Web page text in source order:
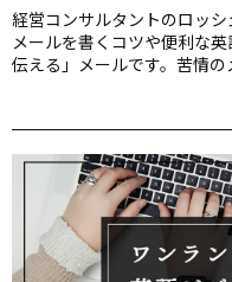
経営コンサルタントのロッ
メールを書くコツや便利な
伝える」メールです。苦情
ますが、あまりに強すぎる
があるのです。相手とのビ
ーム内容を伝えるスキルは
ールの具体例を通して、そ